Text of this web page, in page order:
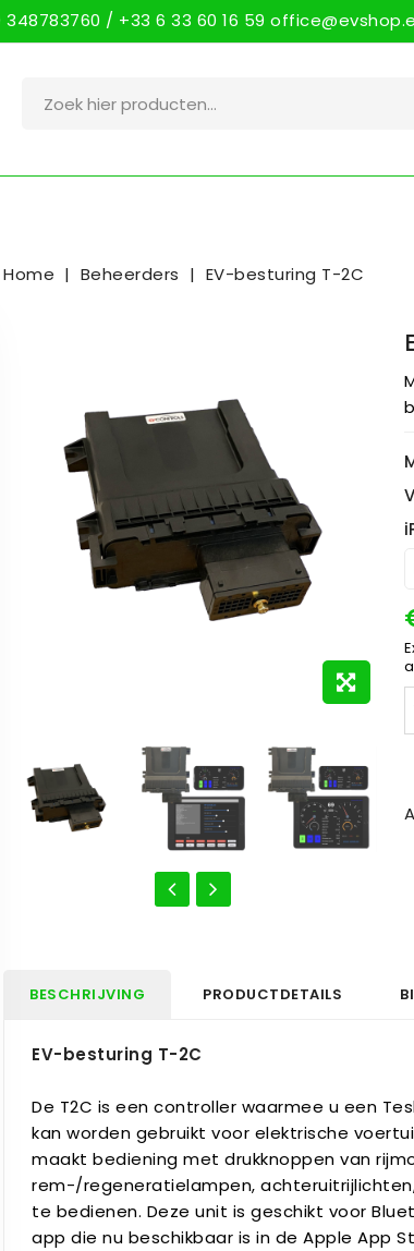
/ +33 6 33 60 16 59
Home Beheerders EV-besturing T-2C
BESCHRIJVING PRODUCTDETAILS
EV-besturing T-2C
De T2C is een controller waarmee u een
kan worden gebruikt voor elektrische
maakt bediening met drukknoppen van
rem-/regeneratielampen,
te bedienen. Deze unit is geschikt voor
app die nu beschikbaar is in de Apple App